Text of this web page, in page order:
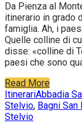
Da Pienza al
itinerario in grado
famiglia. Ah, i
Quelle colline di
disse: «colline di
paesi che sono
Read More
ItinerariAbbadia
Stelvio, Bagni San
Stelvio